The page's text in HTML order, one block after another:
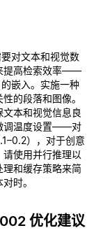
对文本和视觉数
提高检索效率——
嵌入。实施一种
的段落和图像。
本和视觉信息良
调温度设置——对
），对于创意
使用并行推理以
和缓存策略来简
时。
优化建议